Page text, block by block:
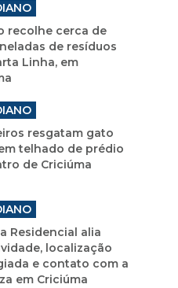
recolhe cerca de
de resíduos
Linha, em
resgatam gato
telhado de prédio
de Criciúma
Residencial alia
localização
e contato com a
em Criciúma